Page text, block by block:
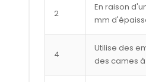
2
En raison
mm
4
Utilise des
des cames